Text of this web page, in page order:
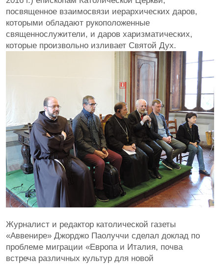
посвященное взаимосвязи иерархических даров,
которыми обладают рукоположенные
священнослужители, и даров харизматических,
которые произвольно изливает Святой Дух.
Журналист и редактор католической газеты
«Аввенире» Джорджо Паолуччи сделал доклад по
проблеме миграции «Европа и Италия, почва
встреча различных культур для новой